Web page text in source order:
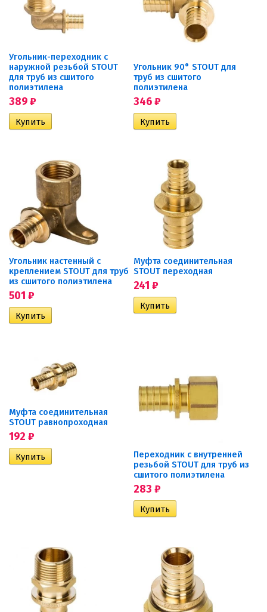
Угольник-переходник с
наружной резьбой STOUT
для труб из сшитого
полиэтилена
389₽
Угольник 90° STOUT для
труб из сшитого
полиэтилена
346₽
Угольник настенный с
креплением STOUT для труб
из сшитого полиэтилена
501 ₽
Муфта соединительная
STOUT переходная
241 ₽
Муфта соединительная
STOUT равнопроходная
192 ₽
Переходник с внутренней
резьбой STOUT для труб из
сшитого полиэтилена
283 ₽